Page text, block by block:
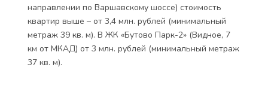
направлении по Варшавскому шоссе) стоимость
квартир выше – от 3,4 млн. рублей (минимальный
метраж 39 кв. м). В ЖК «Бутово Парк-2» (Видное, 7
км от МКАД) от 3 млн. рублей (минимальный метраж
37 кв. м).